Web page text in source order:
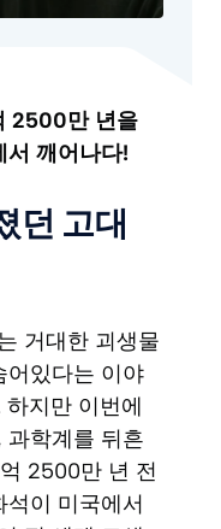
2500만 년을
서 깨어나다!
던 고대
거대한 괴생물
어있다는 이야
지만 이번에
과학계를 뒤흔
2500만 년 전
이 미국에서